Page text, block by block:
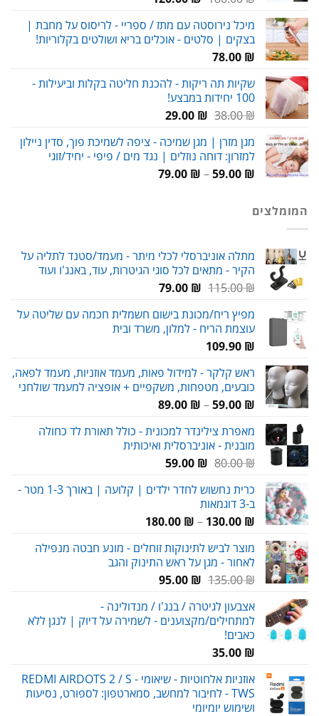
היה:
180.00 ₪.
הוא:
120.00 ₪.
מיכל נירוסטה עם מתז / ספריי - לריסוס על מחבת |
בצקים | סלטים - אוכלים בריא ושולטים בקלוריות!
78.00 ₪
שקיות תה ריקות - להכנת חליטה בקלות וביעילות -
100 יחידות במבצע!
38.00₪
המחיר
היה:
38.00 ₪.
29.00 ₪
המחיר
הוא:
29.00 ₪.
מגן מזרן | מגן שמיכה - ציפה לשמיכת פוך, סדין ניילון
למזרון: דוחה נוזלים | נגד מים / פיפי - יחיד/זוגי
59.00 ₪
–
79.00 ₪
טווח
המומלצים
מתלה אוניברסלי לכלי מיתר - מעמד/סטנד לתליה על
הקיר - מתאים לכל סוגי הגיטרות, עוד, באנג'ו ועוד
115.00₪
המחיר
היה:
115.00 ₪.
79.00 ₪
המחיר
הוא:
79.00 ₪.
מפיץ ריח/מכונת בישום חשמלית חכמה עם שליטה על
עוצמת הריח - למלון, משרד ובית
109.90 ₪
ראש קלקר - למידול פאות, מעמד אוזניות, מעמד לפאה,
כובעים, מטפחות, משקפיים + אופציה למעמד שולחני
59.00 ₪
–
89.00 ₪
טווח
עד
מאפרת צילינדר למכונית - כולל תאורת לד כחולה
מובנית - אוניברסלית ואיכותית
80.00₪
המחיר
היה:
80.00 ₪.
59.00 ₪
המחיר
הוא:
כרית נחשוש לחדר ילדים | קלועה | באורך 1-3 מטר -
ב-3 דוגמאות
130.00 ₪
–
180.00 ₪
עד
מוצר לביש לתינוקות זוחלים - מונע חבטה מנפילה
לאחור - מגן על ראש התינוק והגב
135.00₪
המחיר
היה:
135.00 ₪.
95.00 ₪
המחיר
הוא:
95.00 ₪.
אצבעון לגיטרה / בנג'ו / מנדולינה -
למתחילים/מקצוענים - לשמירה על דיוק | לנגן ללא
כאבים!
35.00 ₪
אוזניות אלחוטיות - שיאומי REDMI AIRDOTS 2 / S -
TWS - לחיבור למחשב, סמארטפון: לספורט, נסיעות
ושימוש יומיומי